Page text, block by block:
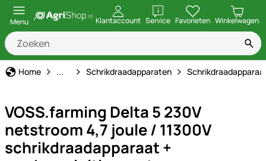
Menu Klantaccount ServiceopenenFavorieten Winkelwagen
Home Schrikdraad
... Schrikdraadapparaten
VOSS.farming Delta 5 230V
netstroom 4,7 joule / 11300V
schrikdraadapparaat +